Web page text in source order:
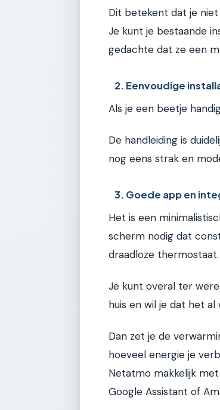
Dit betekent dat je
Je kunt je bestaande
gedachte dat ze een
2. Eenvoudige
Als je een beetje
De handleiding is
nog eens strak en
3. Goede app en
Het is een
scherm nodig dat
draadloze
Je kunt overal ter
huis en wil je dat het al
Dan zet je de
hoeveel energie je
Netatmo makkelijk
Google Assistant of